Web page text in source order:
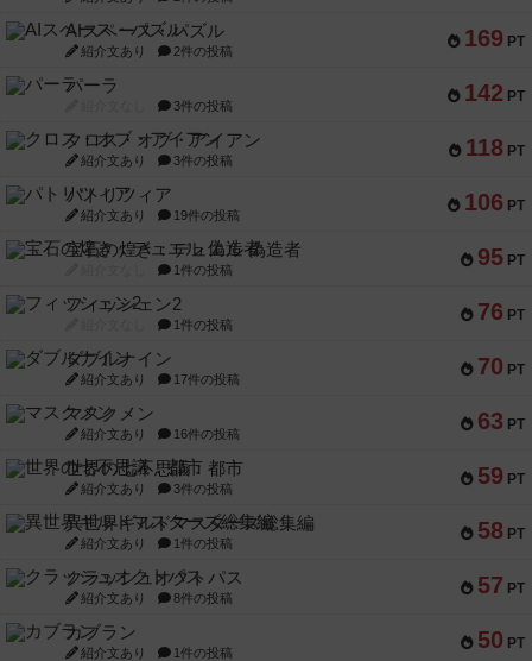
169 PT
AIスペース・パズル
紹介文あり 2件の投稿
142 PT
パーラ
3件の投稿
118 PT
クロス・オブ・アイアン
紹介文あり 3件の投稿
106 PT
パトリツィア
紹介文あり 19件の投稿
95 PT
宝石の煌き：デュエル 偽造者
1件の投稿
76 PT
フィッシェン2
1件の投稿
70 PT
ダブルナイン
紹介文あり 17件の投稿
63 PT
マスクメン
紹介文あり 16件の投稿
59 PT
世界の七不思議：都市
紹介文あり 3件の投稿
58 PT
異世界ギルドマスターズ総集編
紹介文あり 1件の投稿
57 PT
クラッシュオクトパス
紹介文あり 8件の投稿
50 PT
カブラン
紹介文あり 1件の投稿